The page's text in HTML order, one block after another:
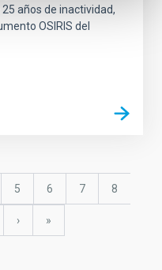
años de inactividad,
OSIRIS del
Página
5 Página
6 Página
7 Página
8
Siguiente
›
última
»